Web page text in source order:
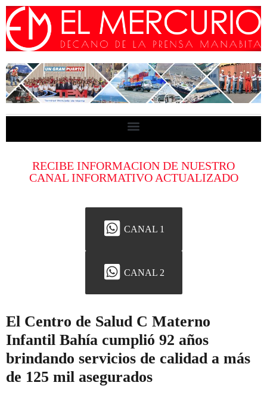
RECIBE INFORMACION DE NUESTRO
CANAL INFORMATIVO ACTUALIZADO
CANAL 1
CANAL 2
El Centro de Salud C Materno
Infantil Bahía cumplió 92 años
brindando servicios de calidad a más
de 125 mil asegurados